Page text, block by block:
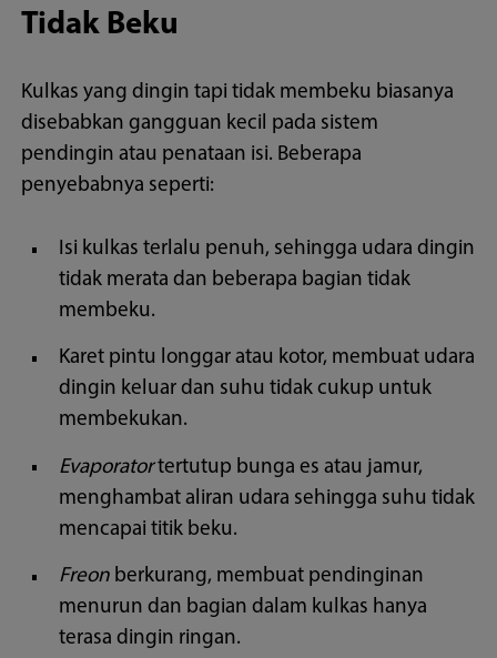
Tidak Beku
Kulkas yang dingin tapi tidak membeku biasanya
disebabkan gangguan kecil pada sistem
pendingin atau penataan isi. Beberapa
penyebabnya seperti:
Isi kulkas terlalu penuh, sehingga udara dingin
tidak merata dan beberapa bagian tidak
membeku.
Karet pintu longgar atau kotor, membuat udara
dingin keluar dan suhu tidak cukup untuk
membekukan.
Evaporatortertutup bunga es atau jamur,
menghambat aliran udara sehingga suhu tidak
mencapai titik beku.
Freonberkurang, membuat pendinginan
menurun dan bagian dalam kulkas hanya
terasa dingin ringan.